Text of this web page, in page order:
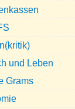
und Leben
Grams